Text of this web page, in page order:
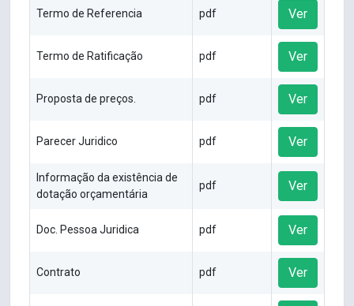
Termo de Referencia pdf Ver
Termo de Ratificação pdf Ver
Proposta de preços. pdf Ver
Parecer Juridico pdf Ver
Informação da existência de
dotação orçamentária
pdf Ver
Doc. Pessoa Juridica pdf Ver
Contrato pdf Ver